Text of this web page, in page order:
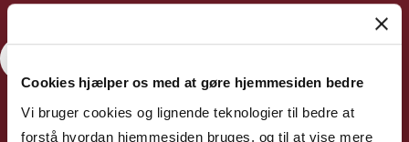
Cookies hjælper os med at gøre hjemmesiden bedre
Vi bruger cookies og lignende teknologier til bedre at
forstå hvordan hjemmesiden bruges, og til at vise mere